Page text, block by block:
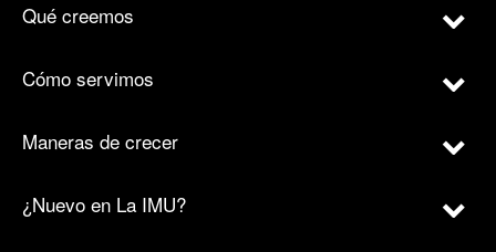
Qué creemos
Cómo servimos
Maneras de crecer
¿Nuevo en La IMU?